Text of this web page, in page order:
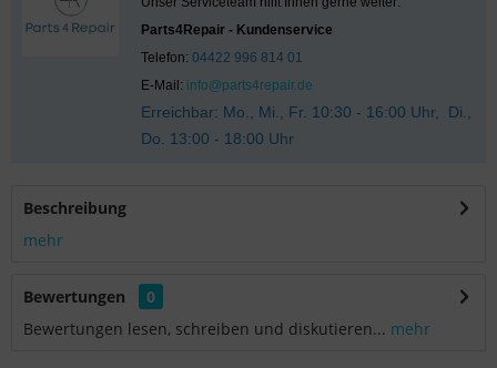
Parts4Repair - Kundenservice
Telefon: 04422 996 814 01
E-Mail: info@parts4repair.de
Erreichbar: Mo., Mi., Fr. 10:30 - 16:00 Uhr, Di.,
Do. 13:00 - 18:00 Uhr
Beschreibung
mehr
Bewertungen
0
Bewertungen lesen, schreiben und diskutieren... mehr